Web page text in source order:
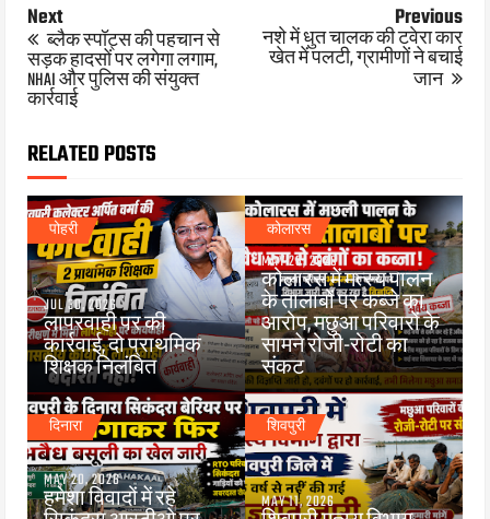
Next
ब्लैक स्पॉट्स की पहचान से
सड़क हादसों पर लगेगा लगाम,
NHAI और पुलिस की संयुक्त
कार्रवाई
Previous
नशे में धुत चालक की टवेरा कार
खेत में पलटी, ग्रामीणों ने बचाई
जान
RELATED POSTS
पोहरी
JUL 30, 2026
लापरवाही पर की
कार्रवाई, दो प्राथमिक
शिक्षक निलंबित
कोलारस
MAY 26, 2026
कोलारस में मत्स्य पालन
के तालाबों पर कब्जे का
आरोप, मछुआ परिवारों के
सामने रोजी-रोटी का
संकट
दिनारा
MAY 20, 2026
हमेशा विवादों में रहे
शिवपुरी
MAY 11, 2026